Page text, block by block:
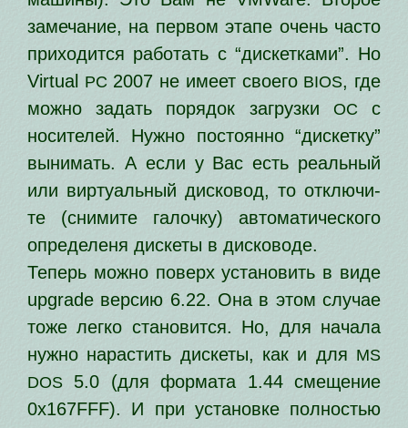
заме­ча­ние, на пер­вом эта­пе очень часто
при­хо­дит­ся рабо­тать с “дис­кет­ка­ми”. Но
Virtual PC 2007 не име­ет сво­е­го BIOS, где
мож­но задать поря­док загруз­ки
ОСс
носи­те­лей. Нужно посто­ян­но “дис­кет­ку”
выни­мать. А если у Вас есть реаль­ный
или вир­ту­аль­ный дис­ко­вод, то отклю­чи­
те (сни­ми­те галоч­ку) авто­ма­ти­че­ско­го
опре­де­ле­ня дис­ке­ты в дисководе.
Теперь мож­но поверх уста­но­вить в виде
upgrade вер­сию 6.22. Она в этом слу­чае
тоже лег­ко ста­но­вит­ся. Но, для нача­ла
нуж­но нарас­тить дис­ке­ты, как и для MS
DOS 5.0 (для фор­ма­та 1.44 сме­ще­ние
0x167FFF). И при уста­нов­ке пол­но­стью